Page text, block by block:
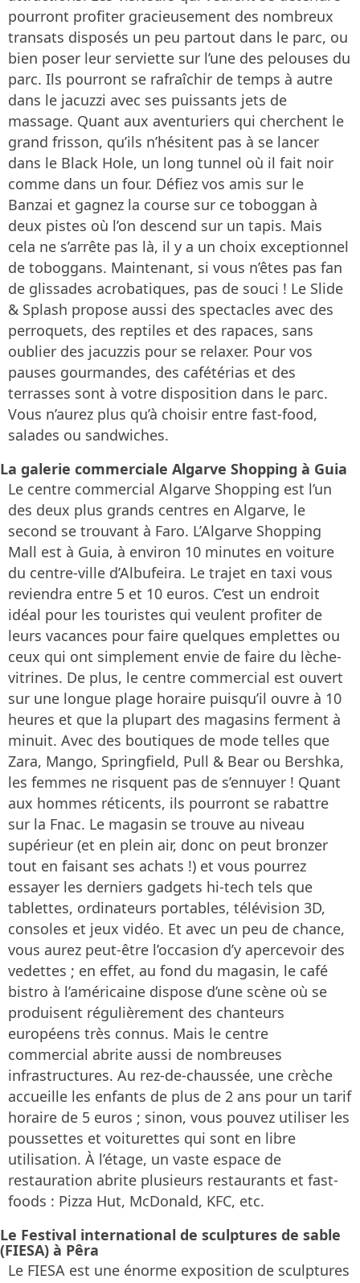
pourront profiter gracieusement des nombreux
transats disposés un peu partout dans le parc, ou
bien poser leur serviette sur l’une des pelouses du
parc. Ils pourront se rafraîchir de temps à autre
dans le jacuzzi avec ses puissants jets de
massage. Quant aux aventuriers qui cherchent le
grand frisson, qu’ils n’hésitent pas à se lancer
dans le Black Hole, un long tunnel où il fait noir
comme dans un four. Défiez vos amis sur le
Banzai et gagnez la course sur ce toboggan à
deux pistes où l’on descend sur un tapis. Mais
cela ne s’arrête pas là, il y a un choix exceptionnel
de toboggans. Maintenant, si vous n’êtes pas fan
de glissades acrobatiques, pas de souci ! Le Slide
& Splash propose aussi des spectacles avec des
perroquets, des reptiles et des rapaces, sans
oublier des jacuzzis pour se relaxer. Pour vos
pauses gourmandes, des cafétérias et des
terrasses sont à votre disposition dans le parc.
Vous n’aurez plus qu’à choisir entre fast-food,
salades ou sandwiches.
La galerie commerciale Algarve Shopping à Guia
Le centre commercial Algarve Shopping est l’un
des deux plus grands centres en Algarve, le
second se trouvant à Faro. L’Algarve Shopping
Mall est à Guia, à environ 10 minutes en voiture
du centre-ville d’Albufeira. Le trajet en taxi vous
reviendra entre 5 et 10 euros. C’est un endroit
idéal pour les touristes qui veulent profiter de
leurs vacances pour faire quelques emplettes ou
ceux qui ont simplement envie de faire du lèche-
vitrines. De plus, le centre commercial est ouvert
sur une longue plage horaire puisqu’il ouvre à 10
heures et que la plupart des magasins ferment à
minuit. Avec des boutiques de mode telles que
Zara, Mango, Springfield, Pull & Bear ou Bershka,
les femmes ne risquent pas de s’ennuyer ! Quant
aux hommes réticents, ils pourront se rabattre
sur la Fnac. Le magasin se trouve au niveau
supérieur (et en plein air, donc on peut bronzer
tout en faisant ses achats !) et vous pourrez
essayer les derniers gadgets hi-tech tels que
tablettes, ordinateurs portables, télévision 3D,
consoles et jeux vidéo. Et avec un peu de chance,
vous aurez peut-être l’occasion d’y apercevoir des
vedettes ; en effet, au fond du magasin, le café
bistro à l’américaine dispose d’une scène où se
produisent régulièrement des chanteurs
européens très connus. Mais le centre
commercial abrite aussi de nombreuses
infrastructures. Au rez-de-chaussée, une crèche
accueille les enfants de plus de 2 ans pour un tarif
horaire de 5 euros ; sinon, vous pouvez utiliser les
poussettes et voiturettes qui sont en libre
utilisation. À l’étage, un vaste espace de
restauration abrite plusieurs restaurants et fast-
foods : Pizza Hut, McDonald, KFC, etc.
Le Festival international de sculptures de sable
(FIESA) à Pêra
Le FIESA est une énorme exposition de sculptures